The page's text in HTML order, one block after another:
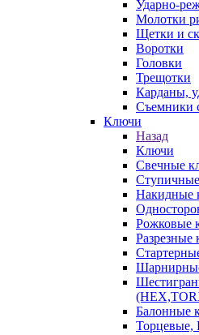
Ударно-
Молотки
Щетки и
Воротки
Головки
Трещотки
Карданы,
Съемники
Ключи
Назад
Ключи
Свечные
Накидные
Рожковые
Разрезные
Балонные
Торцевые,